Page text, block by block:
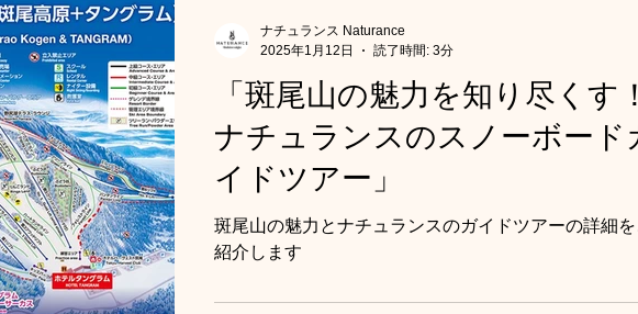
「斑尾山の魅力を知り尽くす！
ナチュランスのスノーボード
イドツアー」
斑尾山の魅力とナチュランスのガイドツアーの詳細
紹介します
ナチュランス Naturance
2025年1月12日
読了時間: 3分